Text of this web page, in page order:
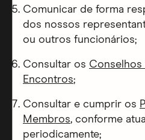
Comunicar de forma
dos nossos
ou outros funcionários;
Consultar os Conselhos
Encontros;
Consultar e cumprir os
Membros, conforme
periodicamente;